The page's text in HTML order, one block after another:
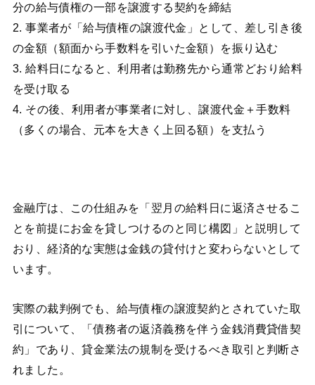
分の給与債権の一部を譲渡する契約を締結
2. 事業者が「給与債権の譲渡代金」として、差し引き後
の金額（額面から手数料を引いた金額）を振り込む
3. 給料日になると、利用者は勤務先から通常どおり給料
を受け取る
4. その後、利用者が事業者に対し、譲渡代金＋手数料
（多くの場合、元本を大きく上回る額）を支払う
金融庁は、この仕組みを「翌月の給料日に返済させるこ
とを前提にお金を貸しつけるのと同じ構図」と説明して
おり、経済的な実態は金銭の貸付けと変わらないとして
います。
実際の裁判例でも、給与債権の譲渡契約とされていた取
引について、「債務者の返済義務を伴う金銭消費貸借契
約」であり、貸金業法の規制を受けるべき取引と判断さ
れました。